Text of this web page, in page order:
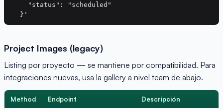
    "status": "scheduled"
Project Images (legacy)
Listing por proyecto — se mantiene por compatibilidad. Para
integraciones nuevas, usa la gallery a nivel team de abajo.
Method Endpoint Descripción